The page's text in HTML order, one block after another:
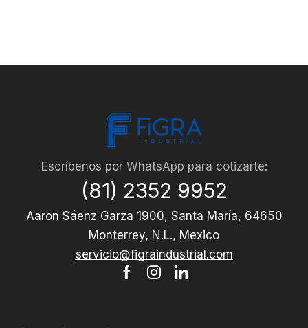
Escríbenos por WhatsApp para cotizarte:
(81) 2352 9952
Aaron Sáenz Garza 1900, Santa María, 64650
Monterrey, N.L., Mexico
servicio@figraindustrial.com